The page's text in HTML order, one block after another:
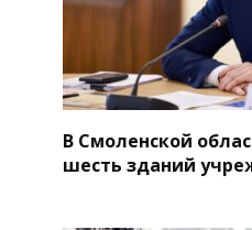
В Смоленской
шесть зданий